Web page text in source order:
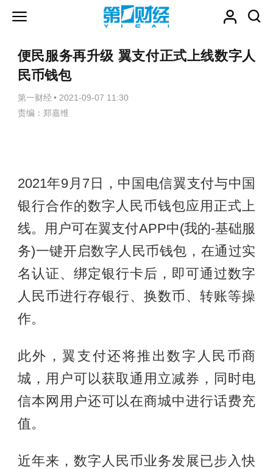
便民服务再升级 翼支付正式上线数字人
民币钱包
第一财经 • 2021-09-07 11:30
责编：郑嘉维
2021年9月7日，中国电信翼支付与中国
银行合作的数字人民币钱包应用正式上
线。用户可在翼支付APP中(我的-基础服
务)一键开启数字人民币钱包，在通过实
名认证、绑定银行卡后，即可通过数字
人民币进行存银行、换数币、转账等操
作。
此外，翼支付还将推出数字人民币商
城，用户可以获取通用立减券，同时电
信本网用户还可以在商城中进行话费充
值。
近年来，数字人民币业务发展已步入快